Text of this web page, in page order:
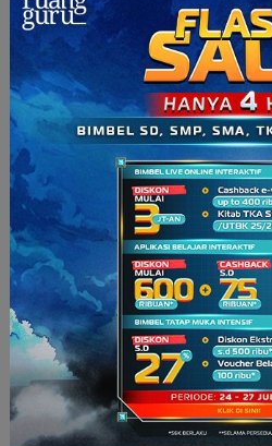
menumbuhkan minat baca
memiliki wawasan baru.
5. Biarkan anak
Sebagai orang tua, pasti
mengarahkan anak dalam
sering kali, hal ini membatasi
caranya sendiri. Ketika anak
tua akan mengambil alih untuk
anak terbiasa bergantung
dibiasakan berpikir untuk
Oleh karena itu, Ayah/Bunda
kepercayaan untuk bereksplorasi.